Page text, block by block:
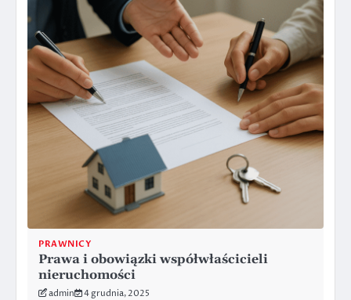
PRAWNICY
Prawa i obowiązki współwłaścicieli
nieruchomości
admin 4 grudnia, 2025